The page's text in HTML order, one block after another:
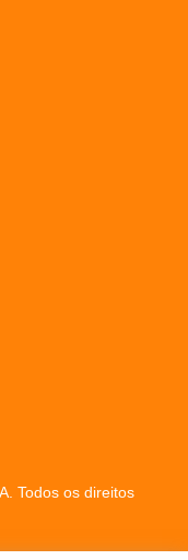
Todos os direitos